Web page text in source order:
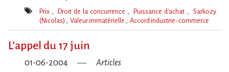
Mot(s)-
Prix Droit de la concurrence Puissance d'achat
Sarkozy
(Nicolas)
Valeur immatérielle Accord industrie-commerce
L’appel du 17 juin
01-06-2004 Articles